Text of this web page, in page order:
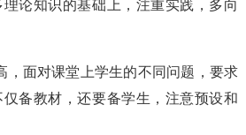
论知识的基础上，注重实践，多向
，面对课堂上学生的不同问题，要求
备教材，还要备学生，注意预设和